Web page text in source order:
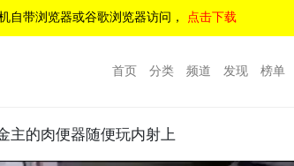
自带浏览器或谷歌浏览器访问， 点击下载
首页 分类 频道 发现 榜单
主的肉便器随便玩内射上